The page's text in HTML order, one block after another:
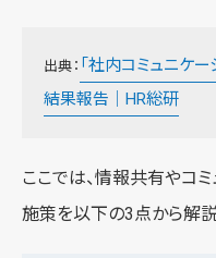
出典： 「社内コミュニケ
結果報告｜HR総研
ここでは、情報共有やコ
施策を以下の3点から解説